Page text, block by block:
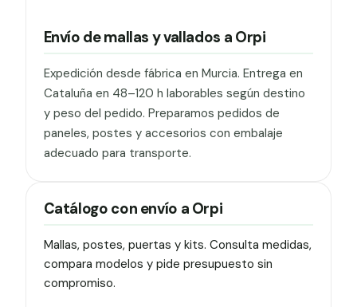
Envío de mallas y vallados a Orpi
Expedición desde fábrica en Murcia. Entrega en
Cataluña en 48–120 h laborables según destino
y peso del pedido. Preparamos pedidos de
paneles, postes y accesorios con embalaje
adecuado para transporte.
Catálogo con envío a Orpi
Mallas, postes, puertas y kits. Consulta medidas,
compara modelos y pide presupuesto sin
compromiso.